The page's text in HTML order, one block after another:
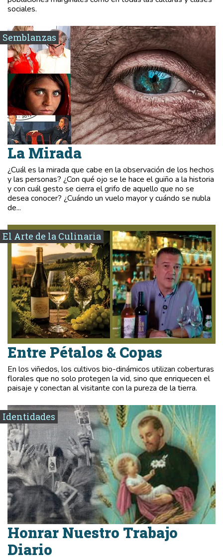
sociales.
Semblanzas
La Mirada
¿Cuál es la mirada que cabe en la observación de los hechos
y las personas? ¿Con qué ojo se le hace el guiño a la historia
y con cuál gesto se cierra el grifo de aquello que no se
desea conocer? ¿Cuándo un vuelo mayor y cuándo se nubla
de...
El Arte de la Culinaria
Entre Pétalos & Copas
En los viñedos, los cultivos bio-dinámicos utilizan coberturas
florales que no solo protegen la vid, sino que enriquecen el
paisaje y conectan al visitante con la pureza de la tierra.
Identidades
Honrar Nuestro Trabajo
Diario